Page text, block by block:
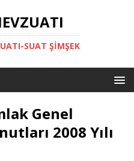
SUAT ŞİMŞEK
Genel
2008 Yılı